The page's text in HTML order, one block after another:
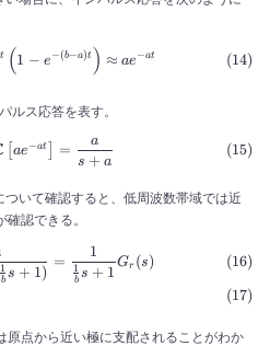
\begin{align} y(t) &=
t (1 − e−(b−a)t ) ≈ ae−at
ルス応答を表す。
\begin{align} G_{r}(s) &=
[ae−at =
s + a
a
ついて確認すると、低周波数帯域では近
認できる。
\begin{align} G(s) &=
b
1s + 1)
=
b
1s + 1
1
Gr (s)
原点から近い極に支配されることがわか